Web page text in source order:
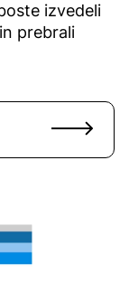
izvedeli
prebrali